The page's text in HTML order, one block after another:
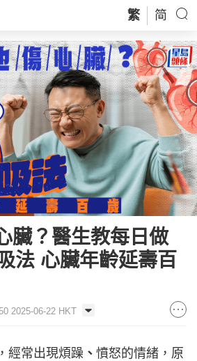
繁 简
臟？醫生教每日做
法 心臟年齡延壽百
2025-06-22 HKT
經常出現煩躁 、 憤怒的情緒，原